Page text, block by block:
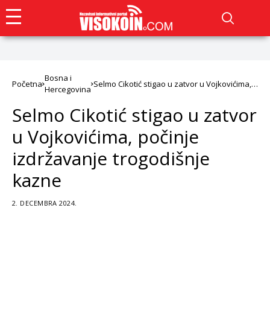
Početna
Bosna i
Hercegovina
Selmo Cikotić stigao u zatvor u Vojkovićima,
Selmo Cikotić stigao u zatvor
u Vojkovićima, počinje
izdržavanje trogodišnje
kazne
2. DECEMBRA 2024.